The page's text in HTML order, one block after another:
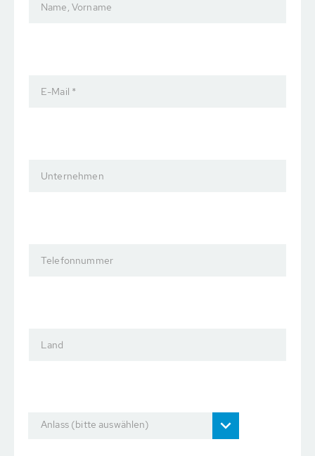
Name, Vorname
E-Mail *
Unternehmen
Telefonnummer
Land
Anlass (bitte auswählen)